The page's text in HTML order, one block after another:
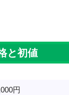
と初値
円